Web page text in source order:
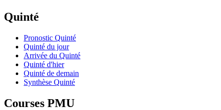
Quinté
Pronostic Quinté
Quinté du jour
Arrivée du Quinté
Quinté d'hier
Quinté de demain
Synthèse Quinté
Courses PMU